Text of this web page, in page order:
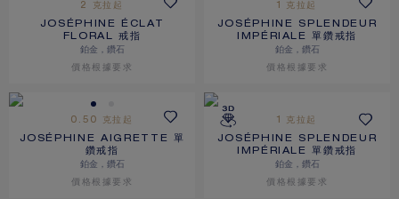
2 克拉起
JOSÉPHINE ÉCLAT
FLORAL 戒指
鉑金，鑽石
價格根據要求
1 克拉起
JOSÉPHINE SPLENDEUR
IMPÉRIALE 單鑽戒指
鉑金，鑽石
價格根據要求
0.50 克拉起
JOSÉPHINE AIGRETTE 單
鑽戒指
鉑金，鑽石
價格根據要求
1 克拉起
JOSÉPHINE SPLENDEUR
IMPÉRIALE 單鑽戒指
鉑金，鑽石
價格根據要求